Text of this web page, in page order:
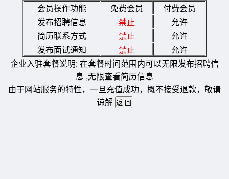
会员操作功能
免费会员
付费会员
发布招聘信息
禁止
允许
简历联系方式
禁止
允许
发布面试通知
禁止
允许
企业入驻套餐说明: 在套餐时间范围内可以无限发布招聘信
息 ,无限查看简历信息
由于网站服务的特性，一旦充值成功，概不接受退款，敬请
谅解